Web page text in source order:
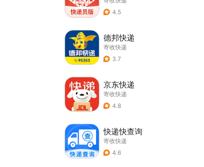
4.5
德邦快递
寄收快递
3.7
京东快递
寄收快递
4.8
快递快查询
寄收快递
4.6